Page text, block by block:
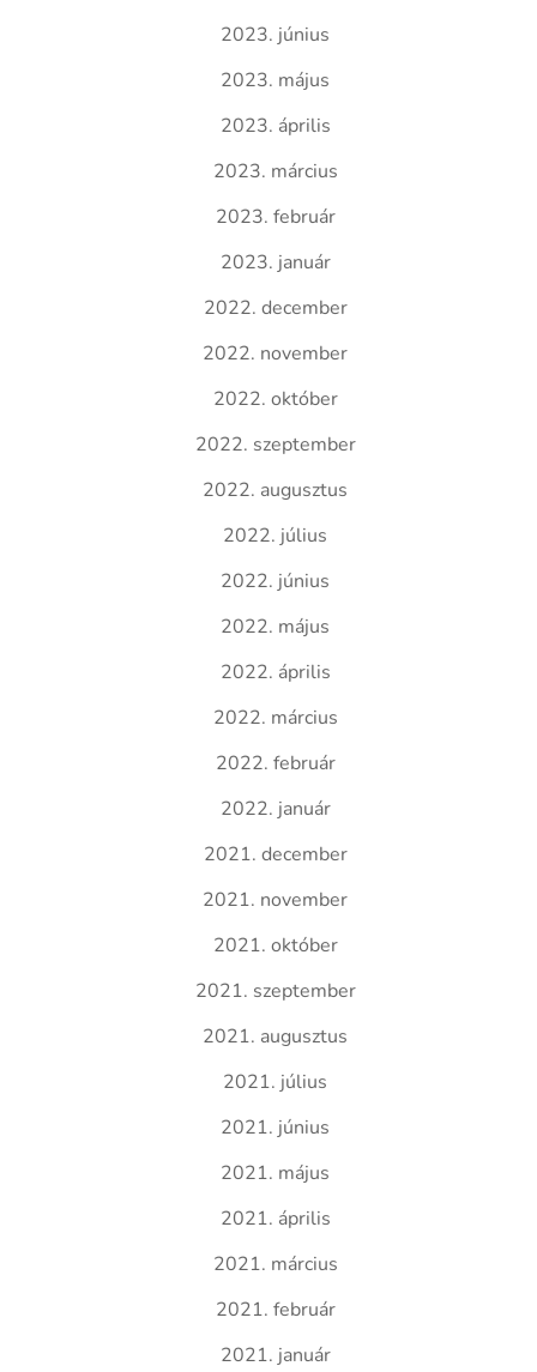
2023. június
2023. május
2023. április
2023. március
2023. február
2023. január
2022. december
2022. november
2022. október
2022. szeptember
2022. augusztus
2022. július
2022. június
2022. május
2022. április
2022. március
2022. február
2022. január
2021. december
2021. november
2021. október
2021. szeptember
2021. augusztus
2021. július
2021. június
2021. május
2021. április
2021. március
2021. február
2021. január